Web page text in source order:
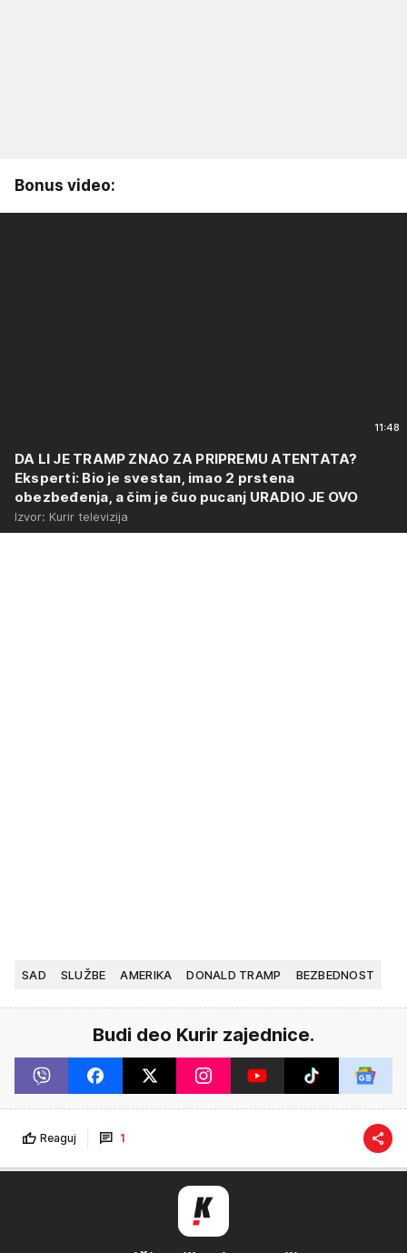
Bonus video:
11:48
DA LI JE TRAMP ZNAO ZA PRIPREMU ATENTATA?
Eksperti: Bio je svestan, imao 2 prstena
obezbeđenja, a čim je čuo pucanj URADIO JE OVO
Izvor: Kurir televizija
SAD SLUŽBE AMERIKA DONALD TRAMP BEZBEDNOST
Budi deo Kurir zajednice.
Reaguj 1